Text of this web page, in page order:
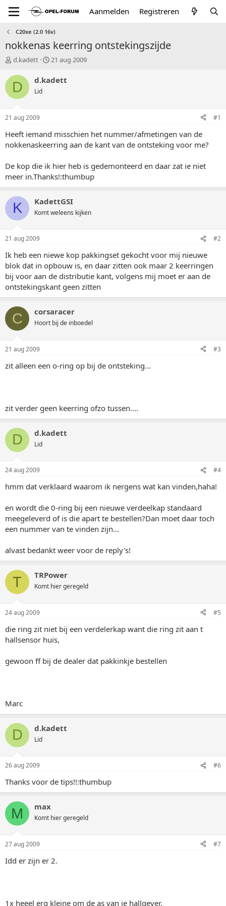
Aanmelden Registreren
C20xe (2.0 16v)
nokkenas keerring ontstekingszijde
T
p
a
r
t
e
d.kadett
S
a
u
21 aug 2009
D d.kadett
Lid
21 aug 2009 #1
Heeft iemand misschien het nummer/afmetingen van de
nokkenaskeerring aan de kant van de ontsteking voor me?
De kop die ik hier heb is gedemonteerd en daar zat ie niet
meer in.Thanks!:thumbup
K KadettGSI
Komt weleens kijken
21 aug 2009 #2
Ik heb een niewe kop pakkingset gekocht voor mij nieuwe
blok dat in opbouw is, en daar zitten ook maar 2 keerringen
bij voor aan de distributie kant, volgens mij moet er aan de
ontstekingskant geen zitten
C corsaracer
Hoort bij de inboedel
21 aug 2009 #3
zit alleen een o-ring op bij de ontsteking...
zit verder geen keerring ofzo tussen....
D d.kadett
Lid
24 aug 2009 #4
hmm dat verklaard waarom ik nergens wat kan vinden,haha!
en wordt die 0-ring bij een nieuwe verdeelkap standaard
meegeleverd of is die apart te bestellen?Dan moet daar toch
een nummer van te vinden zijn...
alvast bedankt weer voor de reply's!
T TRPower
Komt hier geregeld
24 aug 2009 #5
die ring zit niet bij een verdelerkap want die ring zit aan t
hallsensor huis,
gewoon ff bij de dealer dat pakkinkje bestellen
Marc
D d.kadett
Lid
26 aug 2009 #6
Thanks voor de tips!!:thumbup
M max
Komt hier geregeld
27 aug 2009 #7
Idd er zijn er 2.
1x heeel erg kleine om de as van je hallgever.